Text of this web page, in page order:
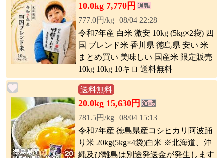
10.0kg 7,770円
777.0円/kg 08/04 22:28
令和7年産 白米 激安 10kg (5kg×2袋) 四
国 ブレンド米 香川県 徳島県 安い 米
まとめ買い 美味しい 国産米 限定販売
10kg 10kg 10キロ 送料無料
送料無料
20.0kg 15,630円
781.5円/kg 08/04 15:13
令和7年産 徳島県産コシヒカリ阿波踊
り米 20kg(5kg×4袋)白米 ※北海道、沖
縄及び離島は別途発送金が発生します